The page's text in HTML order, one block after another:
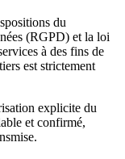
du
(RGPD) et la loi
à des fins de
est strictement
explicite du
et confirmé,